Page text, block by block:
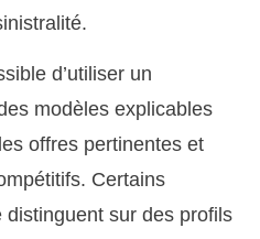
d’utiliser un
modèles explicables
offres pertinentes et
Certains
distinguent sur des profils